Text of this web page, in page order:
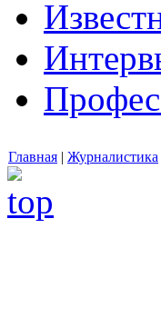
Главная | Журналистика